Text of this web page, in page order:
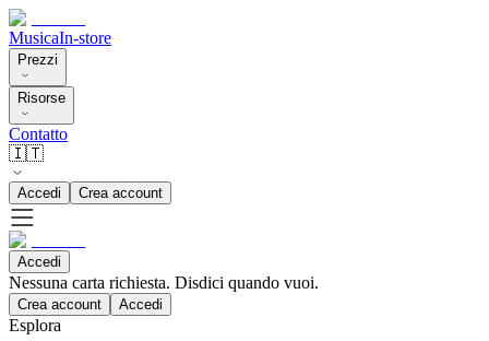
MusicaIn-store
Prezzi
Risorse
Contatto
🇮🇹
Accedi Crea account
Accedi
Nessuna carta richiesta. Disdici quando vuoi.
Crea account Accedi
Esplora